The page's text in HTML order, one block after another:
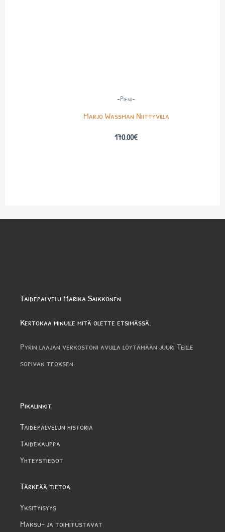
-Pieni-
Marjo Wassman Niittyvilla
170.00€
Taidepalvelu Marika Saikkonen
Kertokaa minulle mitä olette etsimässä.
Pyrin laajan verkostoni avulla löytämään juuri Teille
sopivan teoksen.
Pikalinkit
Taidepalvelun historia
Taidekauppa
Yhteystiedot
Tärkeää tietoa
Yksityisyys
Maksu- ja toimitustavat